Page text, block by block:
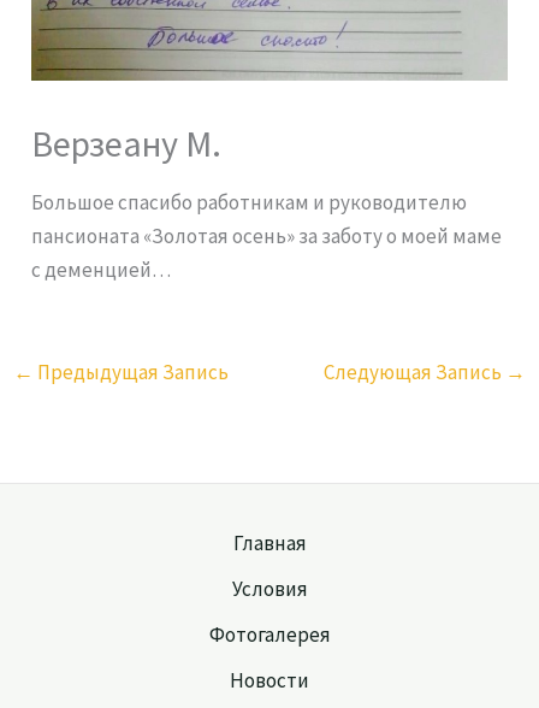
Верзеану М.
Большое спасибо работникам и руководителю
пансионата «Золотая осень» за заботу о моей маме
с деменцией…
← Предыдущая Запись Следующая Запись →
Главная
Условия
Фотогалерея
Новости